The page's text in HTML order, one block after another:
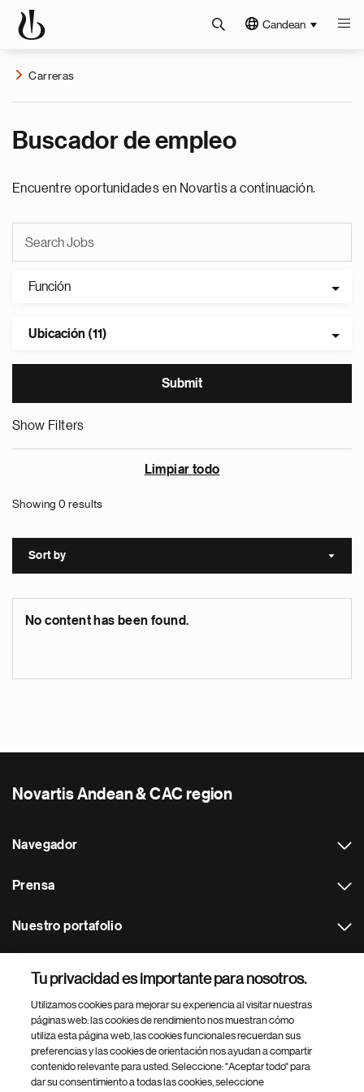
Candean
Carreras
Buscador de empleo
Encuentre oportunidades en Novartis a continuación.
Función
Ubicación (11)
Show Filters
Limpiar todo
Showing 0 results
Sort by Sort
No content has been found.
Novartis Andean & CAC region
Navegador
Prensa
Nuestro portafolio
Footer Site Search
Tu privacidad es importante para nosotros.
Utilizamos cookies para mejorar su experiencia al visitar nuestras
páginas web: las cookies de rendimiento nos muestran cómo
utiliza esta página web, las cookies funcionales recuerdan sus
preferencias y las cookies de orientación nos ayudan a compartir
contenido relevante para usted. Seleccione: "Aceptar todo" para
dar su consentimiento a todas las cookies, seleccione